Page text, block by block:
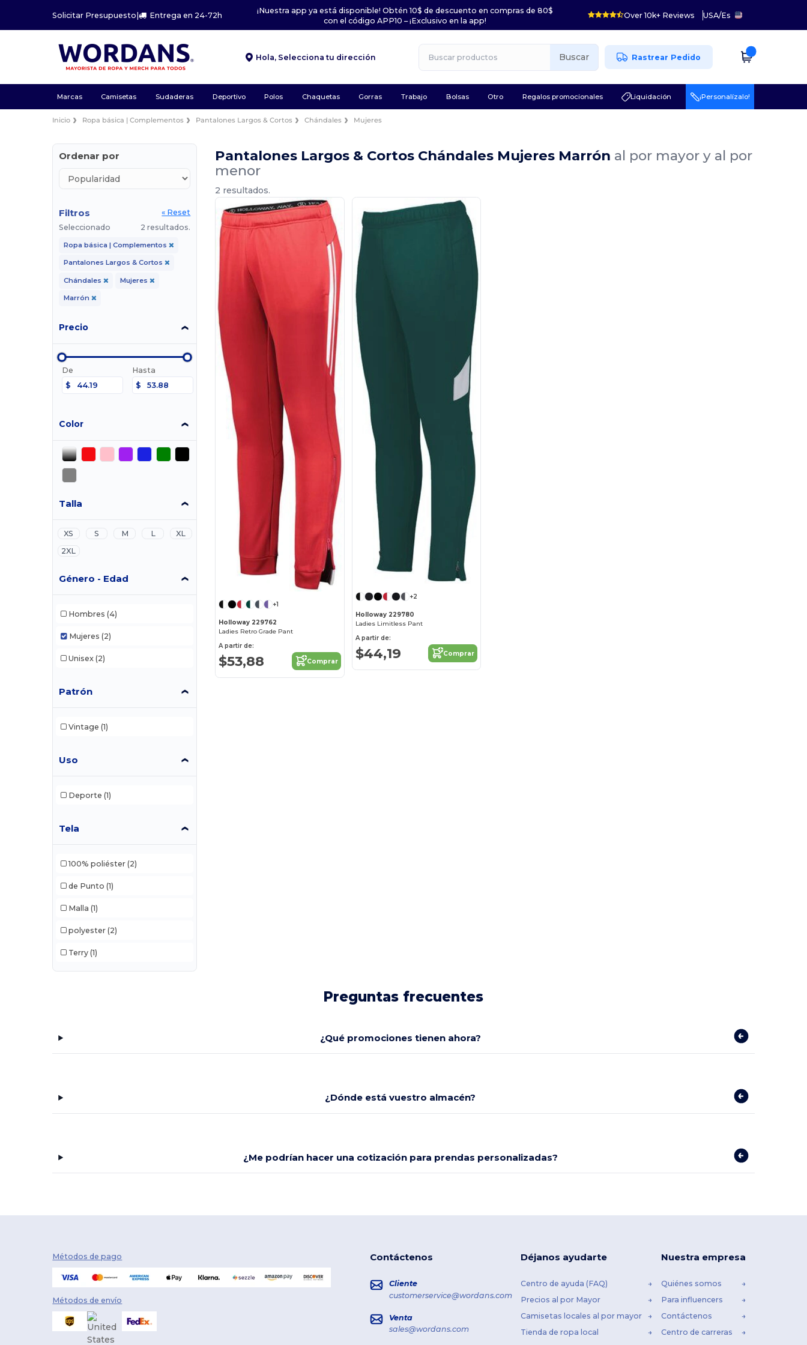
Solicitar Presupuesto| Entrega en 24-72h
¡Nuestra app ya está disponible! Obtén 10$ de descuento en compras de 80$
con el código APP10 – ¡Exclusivo en la app!
Over 10k+ Reviews USA/Es
Hola, Selecciona tu dirección Buscar Rastrear Pedido
Marcas Camisetas Sudaderas Deportivo Polos Chaquetas Gorras Trabajo Bolsas Otro Regalos promocionales Liquidación ¡Personalízalo!
Inicio Ropa básica | Complementos Pantalones Largos & Cortos Chándales Mujeres
Ordenar por
Filtros
« Reset
Seleccionado
2 resultados.
Ropa básica | Complementos
Pantalones Largos & Cortos
Chándales Mujeres
Marrón
Precio
De
$
Hasta
$
Color
Talla
XS S M L
XL
2XL
Género - Edad
Hombres (4)
Mujeres (2)
Unisex (2)
Patrón
Vintage (1)
Uso
Deporte (1)
Tela
100% poliéster (2)
de Punto (1)
Malla (1)
polyester (2)
Terry (1)
Pantalones Largos & Cortos Chándales Mujeres Marrón al por mayor y al por
menor
2 resultados.
+1
Holloway 229762
Ladies Retro Grade Pant
A partir de:
$53,88 Comprar
+2
Holloway 229780
Ladies Limitless Pant
A partir de:
$44,19 Comprar
Preguntas frecuentes
¿Qué promociones tienen ahora?
¿Dónde está vuestro almacén?
¿Me podrían hacer una cotización para prendas personalizadas?
Métodos de pago
Métodos de envío
Contáctenos
Cliente
customerservice@wordans.com
Venta
sales@wordans.com
Déjanos ayudarte
Centro de ayuda (FAQ)
Precios al por Mayor
Camisetas locales al por mayor
Tienda de ropa local
Nuestra empresa
Quiénes somos
Para influencers
Contáctenos
Centro de carreras